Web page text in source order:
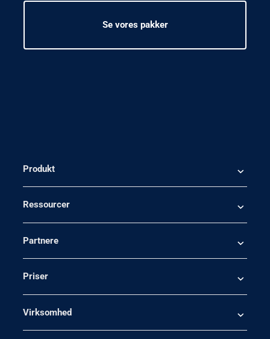
Se vores pakker
Produkt
Ressourcer
Partnere
Priser
Virksomhed